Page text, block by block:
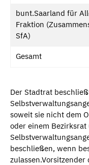
bunt.Saarland für
Fraktion
SfA)
Gesamt
Der Stadtrat
soweit sie nicht dem
oder einem
beschließen, wenn